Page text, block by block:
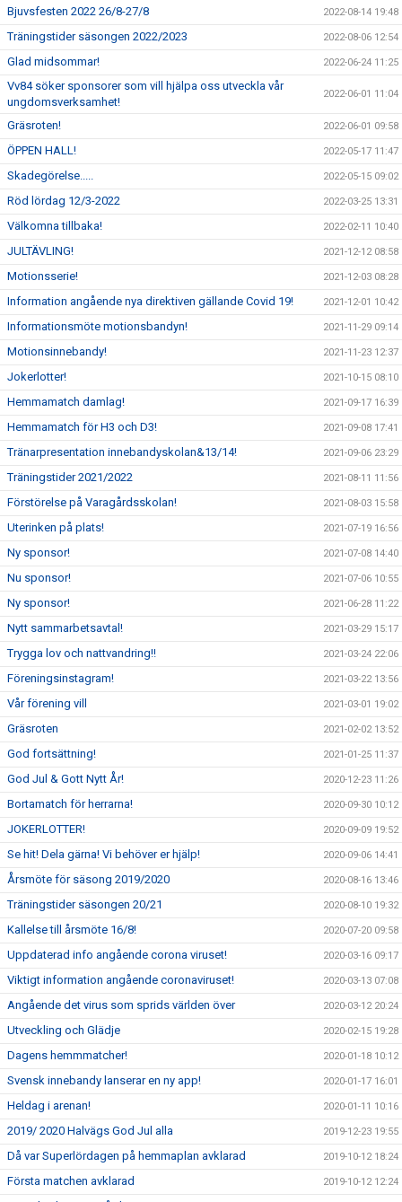
Bjuvsfesten 2022 26/8-27/8 2022-08-14 19:48
Träningstider säsongen 2022/2023 2022-08-06 12:54
Glad midsommar! 2022-06-24 11:25
Vv84 söker sponsorer som vill hjälpa oss utveckla vår
ungdomsverksamhet!
2022-06-01 11:04
Gräsroten! 2022-06-01 09:58
ÖPPEN HALL! 2022-05-17 11:47
Skadegörelse..... 2022-05-15 09:02
Röd lördag 12/3-2022 2022-03-25 13:31
Välkomna tillbaka! 2022-02-11 10:40
JULTÄVLING! 2021-12-12 08:58
Motionsserie! 2021-12-03 08:28
Information angående nya direktiven gällande Covid 19! 2021-12-01 10:42
Informationsmöte motionsbandyn! 2021-11-29 09:14
Motionsinnebandy! 2021-11-23 12:37
Jokerlotter! 2021-10-15 08:10
Hemmamatch damlag! 2021-09-17 16:39
Hemmamatch för H3 och D3! 2021-09-08 17:41
Tränarpresentation innebandyskolan&13/14! 2021-09-06 23:29
Träningstider 2021/2022 2021-08-11 11:56
Förstörelse på Varagårdsskolan! 2021-08-03 15:58
Uterinken på plats! 2021-07-19 16:56
Ny sponsor! 2021-07-08 14:40
Nu sponsor! 2021-07-06 10:55
Ny sponsor! 2021-06-28 11:22
Nytt sammarbetsavtal! 2021-03-29 15:17
Trygga lov och nattvandring!! 2021-03-24 22:06
Föreningsinstagram! 2021-03-22 13:56
Vår förening vill 2021-03-01 19:02
Gräsroten 2021-02-02 13:52
God fortsättning! 2021-01-25 11:37
God Jul & Gott Nytt År! 2020-12-23 11:26
Bortamatch för herrarna! 2020-09-30 10:12
JOKERLOTTER! 2020-09-09 19:52
Se hit! Dela gärna! Vi behöver er hjälp! 2020-09-06 14:41
Årsmöte för säsong 2019/2020 2020-08-16 13:46
Träningstider säsongen 20/21 2020-08-10 19:32
Kallelse till årsmöte 16/8! 2020-07-20 09:58
Uppdaterad info angående corona viruset! 2020-03-16 09:17
Viktigt information angående coronaviruset! 2020-03-13 07:08
Angående det virus som sprids världen över 2020-03-12 20:24
Utveckling och Glädje 2020-02-15 19:28
Dagens hemmmatcher! 2020-01-18 10:12
Svensk innebandy lanserar en ny app! 2020-01-17 16:01
Heldag i arenan! 2020-01-11 10:16
2019/ 2020 Halvägs God Jul alla 2019-12-23 19:55
Då var Superlördagen på hemmaplan avklarad 2019-10-12 18:24
Första matchen avklarad 2019-10-12 12:24